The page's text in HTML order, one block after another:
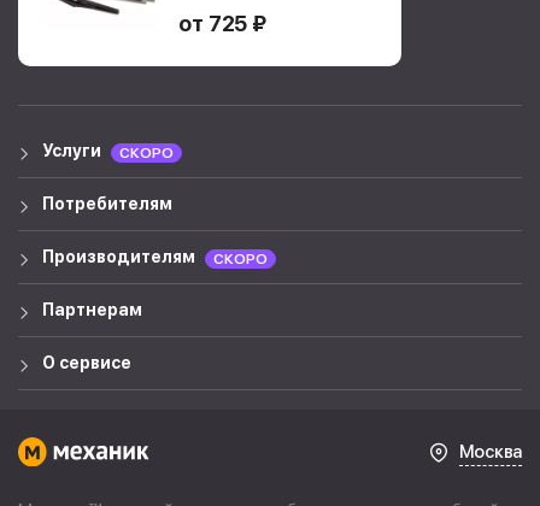
от 725 ₽
Услуги СКОРО
Потребителям
Производителям СКОРО
Партнерам
О сервисе
Москва